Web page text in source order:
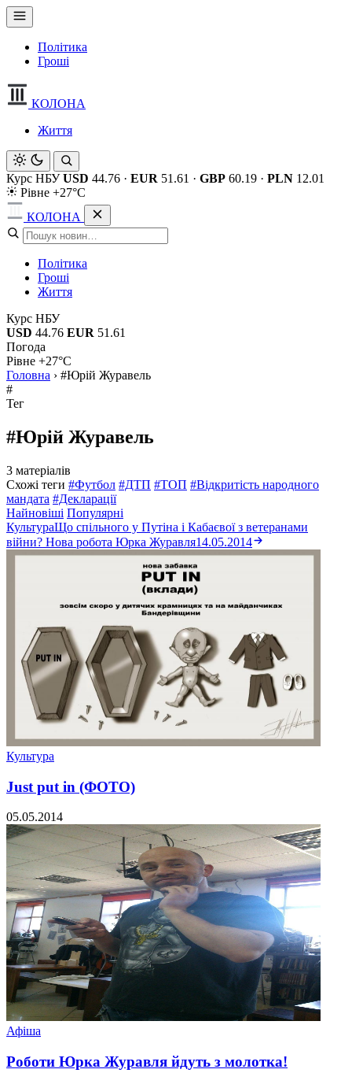
Політика
Гроші
КОЛОНА
Життя
Курс НБУ USD 44.76 · EUR 51.61 · GBP 60.19 · PLN 12.01
Рівне +27°C
КОЛОНА
Політика
Гроші
Життя
Курс НБУ
USD 44.76 EUR 51.61
Погода
Рівне +27°C
Головна › #Юрій Журавель
#
Тег
#Юрій Журавель
3 матеріалів
Схожі теги #Футбол #ДТП #ТОП #Відкритість народного
мандата #Декларації
Найновіші Популярні
КультураЩо спільного у Путіна і Кабаєвої з ветеранами
війни? Нова робота Юрка Журавля14.05.2014
Культура
Just put in (ФОТО)
05.05.2014
Афіша
Роботи Юрка Журавля йдуть з молотка!